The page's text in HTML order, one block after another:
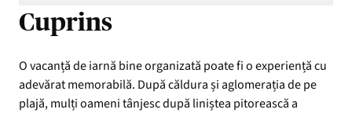
Cuprins
O vacanță de iarnă bine organizată poate fi o experiență cu
adevărat memorabilă. După căldura și aglomerația de pe
plajă, mulți oameni tânjesc după liniștea pitorească a